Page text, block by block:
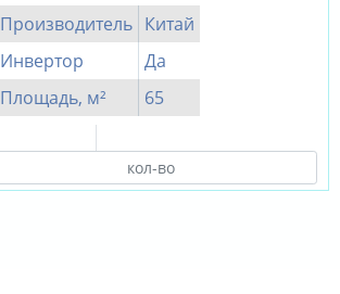
Производитель Китай
Инвертор
Да
Площадь, м²
65